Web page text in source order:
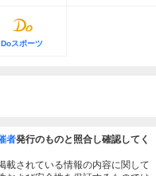
Doスポーツ
者発行のものと照合し確認してく
載されている情報の内容に関して